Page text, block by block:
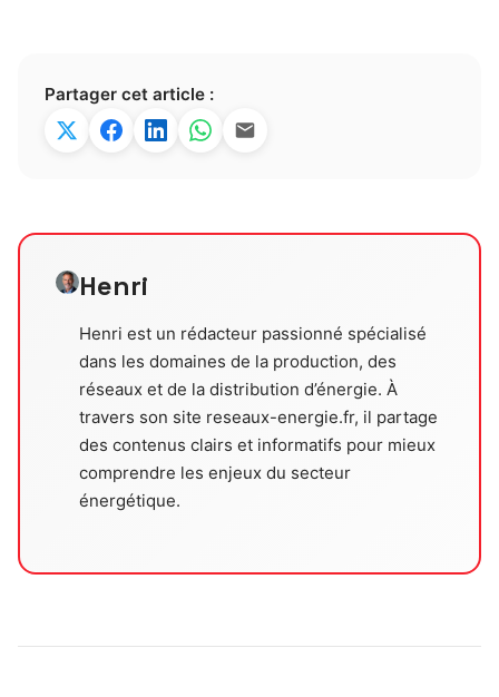
Partager cet article :
Henri
Henri est un rédacteur passionné spécialisé
dans les domaines de la production, des
réseaux et de la distribution d’énergie. À
travers son site reseaux-energie.fr, il partage
des contenus clairs et informatifs pour mieux
comprendre les enjeux du secteur
énergétique.